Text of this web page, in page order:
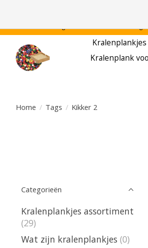
Kralenplank
Home / Tags / Kikker 2
Categorieën
Kralenplankjes assortiment
(29)
Wat zijn kralenplankjes (0)